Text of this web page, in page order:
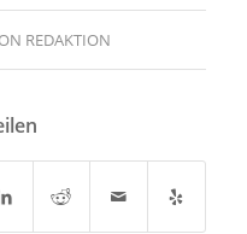
REDAKTION